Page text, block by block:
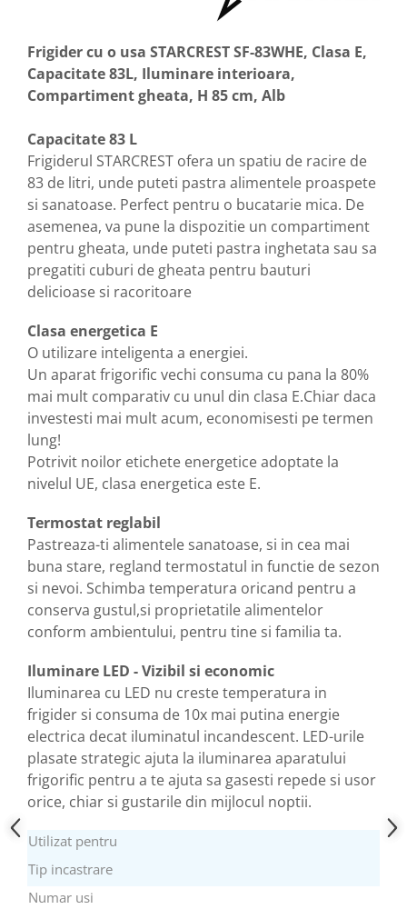
Frigider cu o usa STARCREST SF-83WHE, Clasa E,
Capacitate 83L, Iluminare interioara,
Compartiment gheata, H 85 cm, Alb
Capacitate 83 L
Frigiderul STARCREST ofera un spatiu de racire de
83 de litri, unde puteti pastra alimentele proaspete
si sanatoase. Perfect pentru o bucatarie mica. De
asemenea, va pune la dispozitie un compartiment
pentru gheata, unde puteti pastra inghetata sau sa
pregatiti cuburi de gheata pentru bauturi
delicioase si racoritoare
Clasa energetica E
O utilizare inteligenta a energiei.
Un aparat frigorific vechi consuma cu pana la 80%
mai mult comparativ cu unul din clasa E.Chiar daca
investesti mai mult acum, economisesti pe termen
lung!
Potrivit noilor etichete energetice adoptate la
nivelul UE, clasa energetica este E.
Termostat reglabil
Pastreaza-ti alimentele sanatoase, si in cea mai
buna stare, regland termostatul in functie de sezon
si nevoi. Schimba temperatura oricand pentru a
conserva gustul,si proprietatile alimentelor
conform ambientului, pentru tine si familia ta.
Iluminare LED - Vizibil si economic
Iluminarea cu LED nu creste temperatura in
frigider si consuma de 10x mai putina energie
electrica decat iluminatul incandescent. LED-urile
plasate strategic ajuta la iluminarea aparatului
frigorific pentru a te ajuta sa gasesti repede si usor
orice, chiar si gustarile din mijlocul noptii.
Utilizat pentru
Tip incastrare
Numar usi